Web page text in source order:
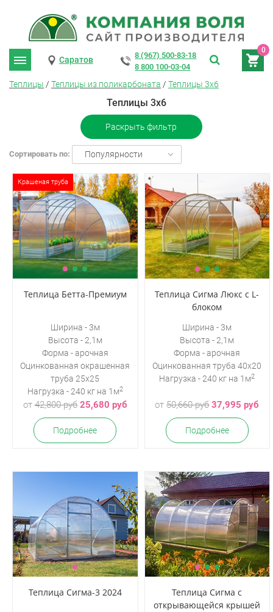
0
Саратов
8 (967) 500-83-18
8 800 100-03-04
Теплицы / Теплицы из поликарбоната / Теплицы 3х6
Теплицы 3х6
Раскрыть фильтр
Сортировать по: Популярности
Крашеная труба
Теплица Бетта-Премиум
Ширина - 3м
Высота - 2,1м
Форма - арочная
Оцинкованная окрашенная
труба 25х25
Нагрузка - 240 кг на 1м2
от42,800 руб 25,680 руб
Подробнее
Теплица Сигма Люкс с L-
блоком
Ширина - 3м
Высота - 2,1м
Форма - арочная
Оцинкованнаятруба 40х20
Нагрузка - 240 кг на 1м2
от50,660 руб 37,995 руб
Подробнее
Теплица Сигма-3 2024
Теплица Сигма с
открывающейся крышей